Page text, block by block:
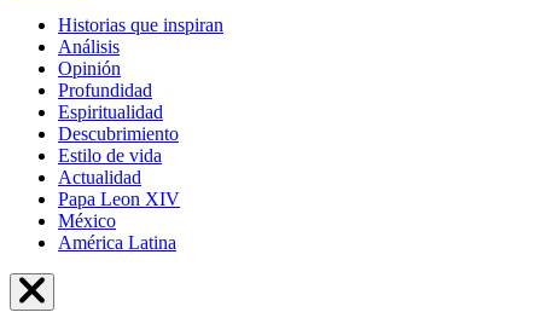
Historias que inspiran
Análisis
Opinión
Profundidad
Espiritualidad
Descubrimiento
Estilo de vida
Actualidad
Papa Leon XIV
México
América Latina